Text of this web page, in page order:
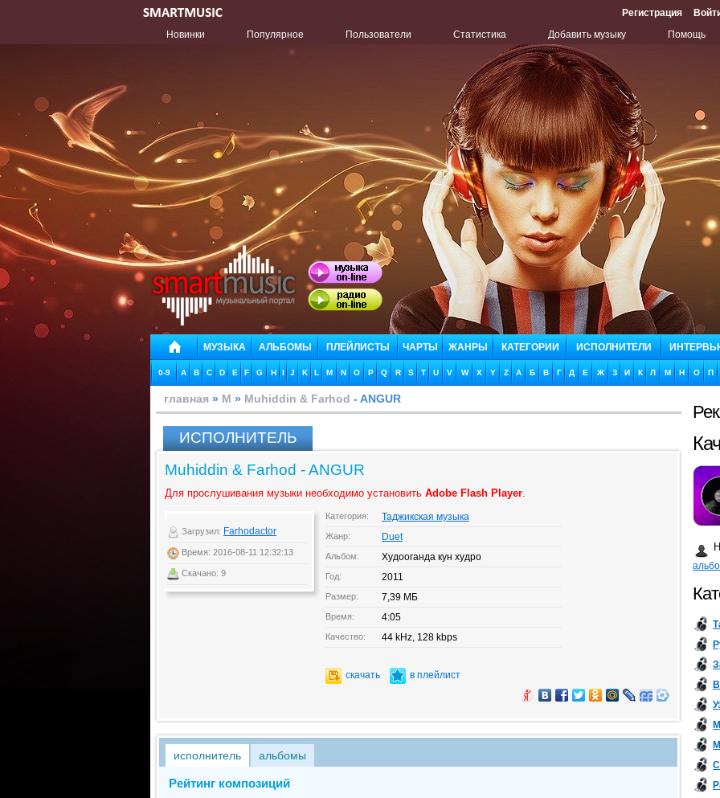
Регистрация
Новинки
Популярное Пользователи Статистика Добавить музыку Помощь
МУЗЫКА АЛЬБОМЫ ПЛЕЙЛИСТЫ ЧАРТЫ ЖАНРЫ КАТЕГОРИИ ИСПОЛНИТЕЛИ
0-9 A B C D E F G H I J K L M N O P Q R S T U V W X Y Z А Б В Г Д Е Ж З И К Л М Н О П
главная » M » Muhiddin & Farhod - ANGUR
ИСПОЛНИТЕЛЬ
Muhiddin & Farhod - ANGUR
Для прослушивания музыки необходимо установить Adobe Flash Player.
Загрузил: Farhodactor
Время: 2016-08-11 12:32:13
Скачано: 9
Категория: Таджикская музыка
Жанр: Duet
Альбом: Худооганда кун худро
Год: 2011
Размер: 7,39 МБ
Время: 4:05
Качество: 44 kHz, 128 kbps
скачать в плейлист
исполнитель альбомы
Рейтинг композиций